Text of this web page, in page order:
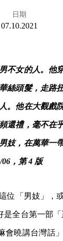
日期
07.10.2021
不女的人。他
絲頭髮，走路
。他在大觀戲
還禮，毫不在
妓，在萬華一
，第 4 版
位「男妓」，
是全台第一部
會曉講台灣話